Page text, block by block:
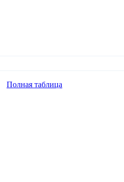
Полная таблица